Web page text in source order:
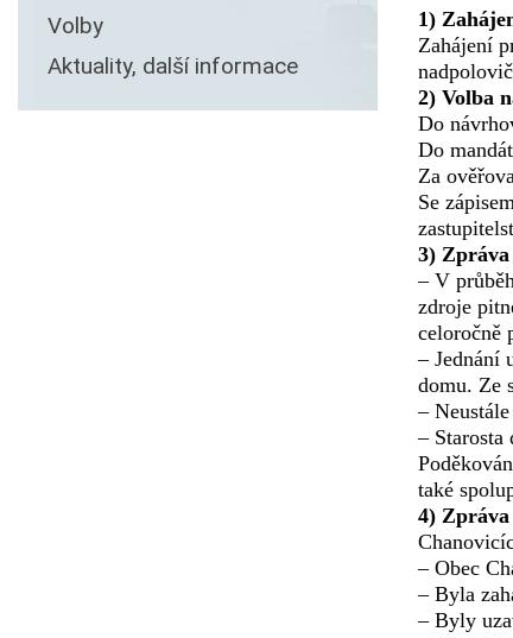
Volby
Aktuality, další informace
1)
Zahájení
2) Volba
Do
Do
Za
Se
3) Zpráva
– V
zdroje
celoročně
– Jednání
domu. Ze
–
–
také
4)
– Obec
– Byla
– Byly